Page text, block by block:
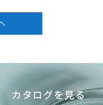
カタログを見る